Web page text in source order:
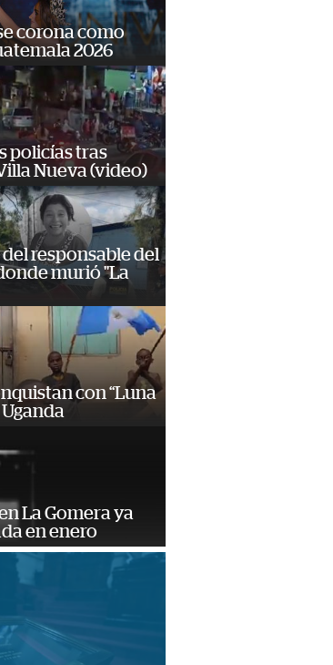
corona como
2026
policías tras
Nueva (video)
responsable del
murió "La
con “Luna
La Gomera ya
en enero